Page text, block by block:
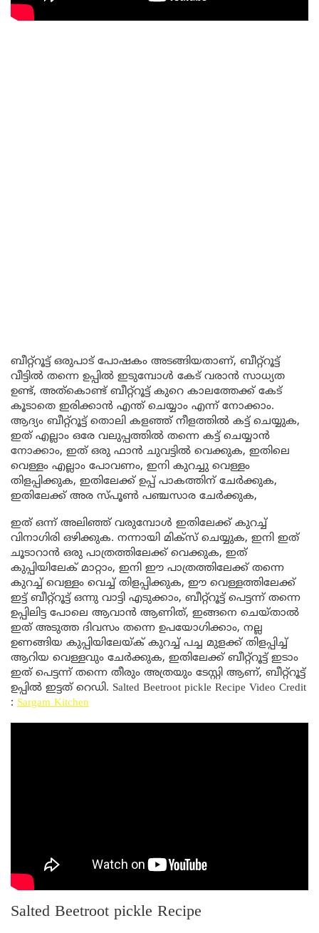
ബീറ്റ്റൂട്ട് ഒരുപാട് പോഷകം അടങ്ങിയതാണ്, ബീറ്റ്റൂട്ട്
വീട്ടിൽ തന്നെ ഉപ്പിൽ ഇടുമ്പോൾ കേട് വരാൻ സാധ്യത
ഉണ്ട്, അത്കൊണ്ട് ബീറ്റ്റൂട്ട് കുറെ കാലത്തേക്ക് കേട്
കൂടാതെ ഇരിക്കാൻ എന്ത് ചെയ്യാം എന്ന് നോക്കാം.
ആദ്യം ബീറ്റ്റൂട്ട് തൊലി കളഞ്ഞ് നീളത്തിൽ കട്ട് ചെയ്യുക,
ഇത് എല്ലാം ഒരേ വലുപ്പത്തിൽ തന്നെ കട്ട് ചെയ്യാൻ
നോക്കാം, ഇത് ഒരു ഫാൻ ചുവട്ടിൽ വെക്കുക, ഇതിലെ
വെള്ളം എല്ലാം പോവണം, ഇനി കുറച്ചു വെള്ളം
തിളപ്പിക്കുക, ഇതിലേക്ക് ഉപ്പ് പാകത്തിന് ചേർക്കുക,
ഇതിലേക്ക് അര സ്പൂൺ പഞ്ചസാര ചേർക്കുക,
ഇത് ഒന്ന് അലിഞ്ഞ് വരുമ്പോൾ ഇതിലേക്ക് കുറച്ച്
വിനാഗിരി ഒഴിക്കുക. നന്നായി മിക്സ് ചെയ്യുക, ഇനി ഇത്
ചൂടാറാൻ ഒരു പാത്രത്തിലേക്ക് വെക്കുക, ഇത്
കുപ്പിയിലേക് മാറ്റാം, ഇനി ഈ പാത്രത്തിലേക്ക് തന്നെ
കുറച്ച് വെള്ളം വെച്ച് തിളപ്പിക്കുക, ഈ വെള്ളത്തിലേക്ക്
ഇട്ട് ബീറ്റ്റൂട്ട് ഒന്നു വാട്ടി എടുക്കാം, ബീറ്റ്റൂട്ട് പെട്ടന്ന് തന്നെ
ഉപ്പിലിട്ട പോലെ ആവാൻ ആണിത്, ഇങ്ങനെ ചെയ്താൽ
ഇത് അടുത്ത ദിവസം തന്നെ ഉപയോഗിക്കാം, നല്ല
ഉണങ്ങിയ കുപ്പിയിലേയ്ക് കുറച്ച് പച്ച മുളക്ക് തിളപ്പിച്ച്
ആറിയ വെള്ളവും ചേർക്കുക, ഇതിലേക്ക് ബീറ്റ്റൂട്ട് ഇടാം
ഇത് പെട്ടന്ന് തന്നെ തീരും അത്രയും ടേസ്റ്റി ആണ്, ബീറ്റ്റൂട്ട്
ഉപ്പിൽ ഇട്ടത് റെഡി. Salted Beetroot pickle Recipe Video Credit
: Sargam Kitchen
Salted Beetroot pickle Recipe